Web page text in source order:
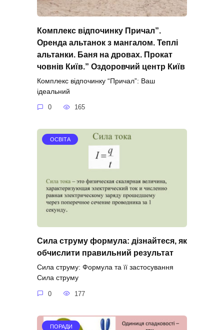
Комплекс відпочинку Причал”.
Оренда альтанок з мангалом. Теплі
альтанки. Баня на дровах. Прокат
човнів Київ.” Оздоровчий центр Київ
Комплекс відпочинку “Причал”: Ваш
ідеальний
0 165
ОСВІТА
Сила струму формула: дізнайтеся, як
обчислити правильний результат
Сила струму: Формула та її застосування
Сила струму
0 177
ПОРАДИ